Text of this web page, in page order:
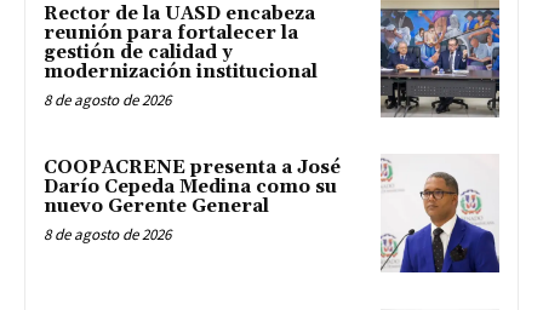
Rector de la UASD encabeza
reunión para fortalecer la
gestión de calidad y
modernización institucional
8 de agosto de 2026
COOPACRENE presenta a José
Darío Cepeda Medina como su
nuevo Gerente General
8 de agosto de 2026